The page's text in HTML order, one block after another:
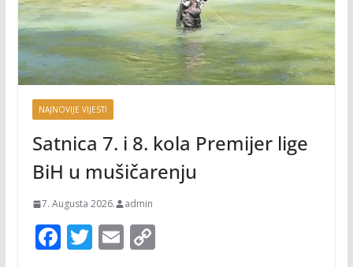
NAJNOVIJE VIJESTI
Satnica 7. i 8. kola Premijer lige
BiH u mušičarenju
7. Augusta 2026. admin
F T E C